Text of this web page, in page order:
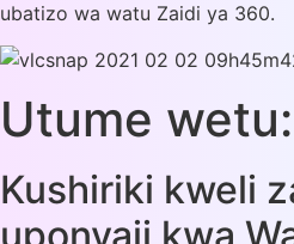
ubatizo wa watu Zaidi ya 360.
Utume wetu:
Kushiriki kweli